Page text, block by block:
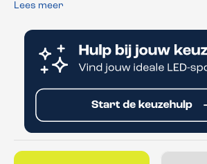
Lees meer